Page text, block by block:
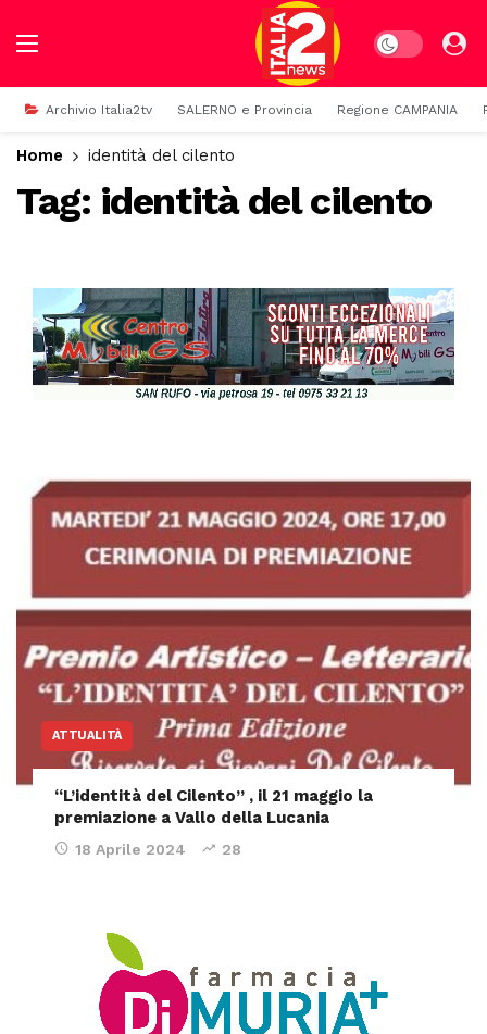
Dark mode
Archivio Italia2tv SALERNO e Provincia Regione CAMPANIA
Home identità del cilento
Tag: identità del cilento
ATTUALITÀ
“L’identità del Cilento” , il 21 maggio la
premiazione a Vallo della Lucania
18 Aprile 2024 28